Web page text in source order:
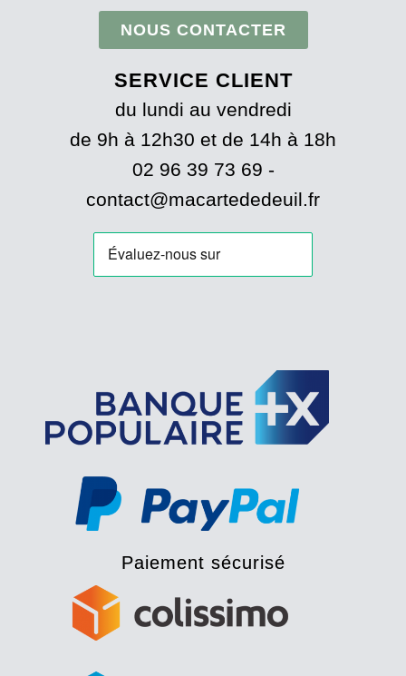
NOUS CONTACTER
SERVICE CLIENT
du lundi au vendredi
de 9h à 12h30 et de 14h à 18h
02 96 39 73 69 -
contact@macartededeuil.fr
Paiement sécurisé